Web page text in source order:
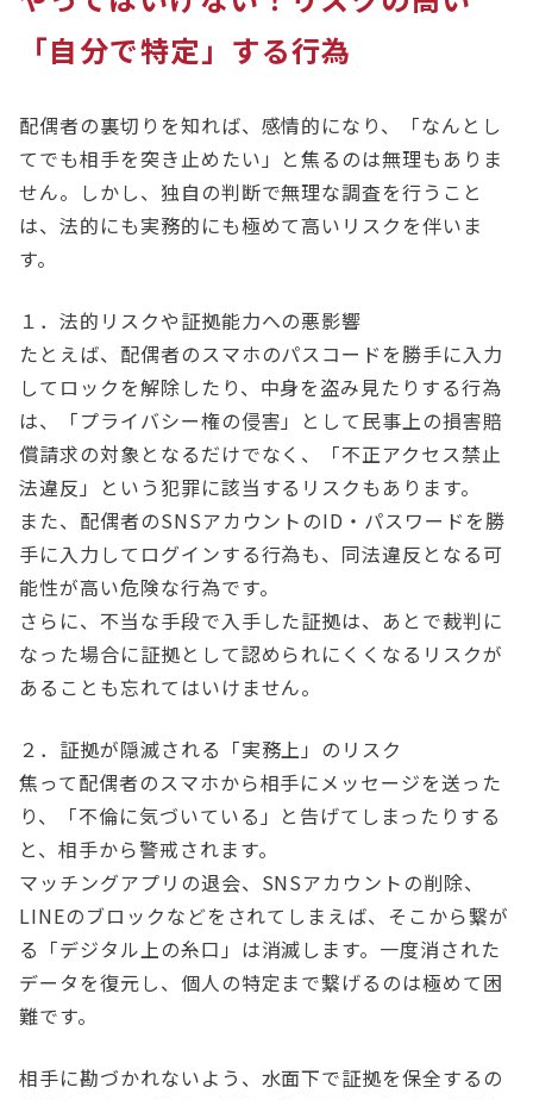
「自分で特定」する行為
配偶者の裏切りを知れば、感情的になり、「なんとし
てでも相手を突き止めたい」と焦るのは無理もありま
せん。しかし、独自の判断で無理な調査を行うこと
は、法的にも実務的にも極めて高いリスクを伴いま
す。
１．法的リスクや証拠能力への悪影響
たとえば、配偶者のスマホのパスコードを勝手に入力
してロックを解除したり、中身を盗み見たりする行為
は、「プライバシー権の侵害」として民事上の損害賠
償請求の対象となるだけでなく、「不正アクセス禁止
法違反」という犯罪に該当するリスクもあります。
また、配偶者のSNSアカウントのID・パスワードを勝
手に入力してログインする行為も、同法違反となる可
能性が高い危険な行為です。
さらに、不当な手段で入手した証拠は、あとで裁判に
なった場合に証拠として認められにくくなるリスクが
あることも忘れてはいけません。
２．証拠が隠滅される「実務上」のリスク
焦って配偶者のスマホから相手にメッセージを送った
り、「不倫に気づいている」と告げてしまったりする
と、相手から警戒されます。
マッチングアプリの退会、SNSアカウントの削除、
LINEのブロックなどをされてしまえば、そこから繋が
る「デジタル上の糸口」は消滅します。一度消された
データを復元し、個人の特定まで繋げるのは極めて困
難です。
相手に勘づかれないよう、水面下で証拠を保全するの